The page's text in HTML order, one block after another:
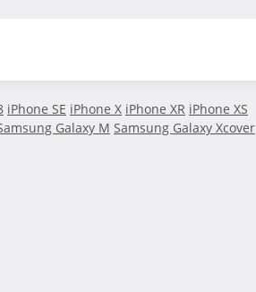
iPhone SE iPhone X iPhone XR iPhone XS
Galaxy M Samsung Galaxy Xcover